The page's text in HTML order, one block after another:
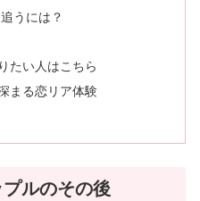
うには？
たい人はこちら
まる恋リア体験
ルのその後